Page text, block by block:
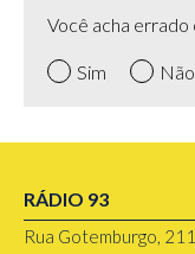
Você acha
Sim Não
RÁDIO 93
Rua Gotemburgo, 211